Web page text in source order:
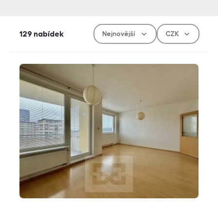
129 nabídek
Měna